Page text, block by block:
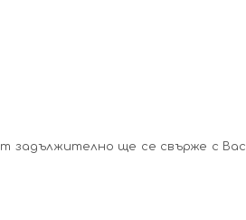
задължително ще се свърже с Вас